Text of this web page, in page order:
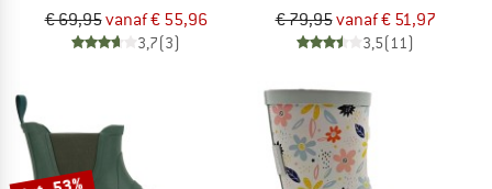
€ 69,95vanaf € 55,96
3,7(3)
€ 79,95vanaf € 51,97
3,5(11)